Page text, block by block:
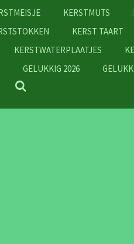
KERSTMUTS
KERST TAART
KERSTWATERPLAATJES
GELUKKIG 2026